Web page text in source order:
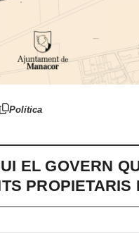
Política
EL GOVERN
PROPIETARIS